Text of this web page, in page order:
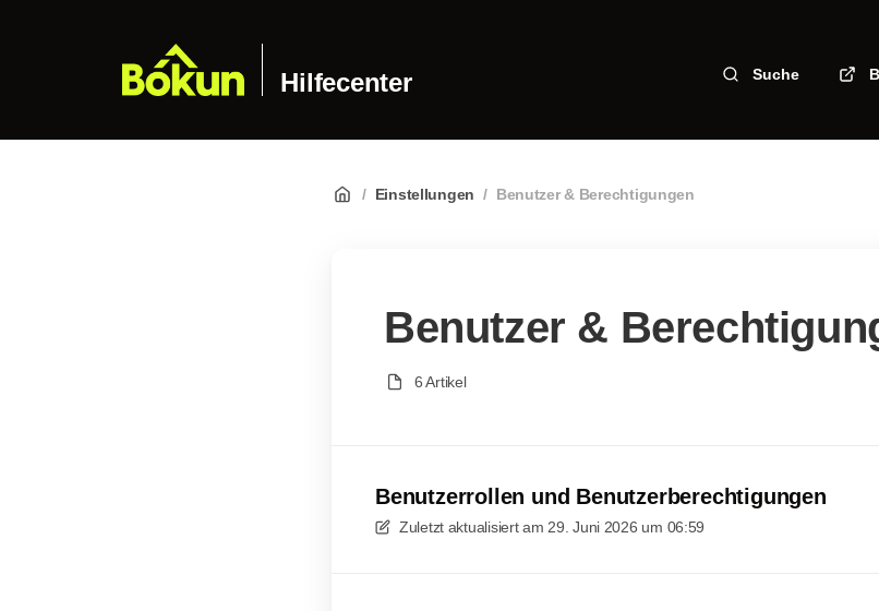
Hilfecenter Suche
/ Einstellungen / Benutzer & Berechtigungen
Benutzer &
6 Artikel
Benutzerrollen und Benutzerberechtigungen
Zuletzt aktualisiert am 29. Juni 2026 um 06:59